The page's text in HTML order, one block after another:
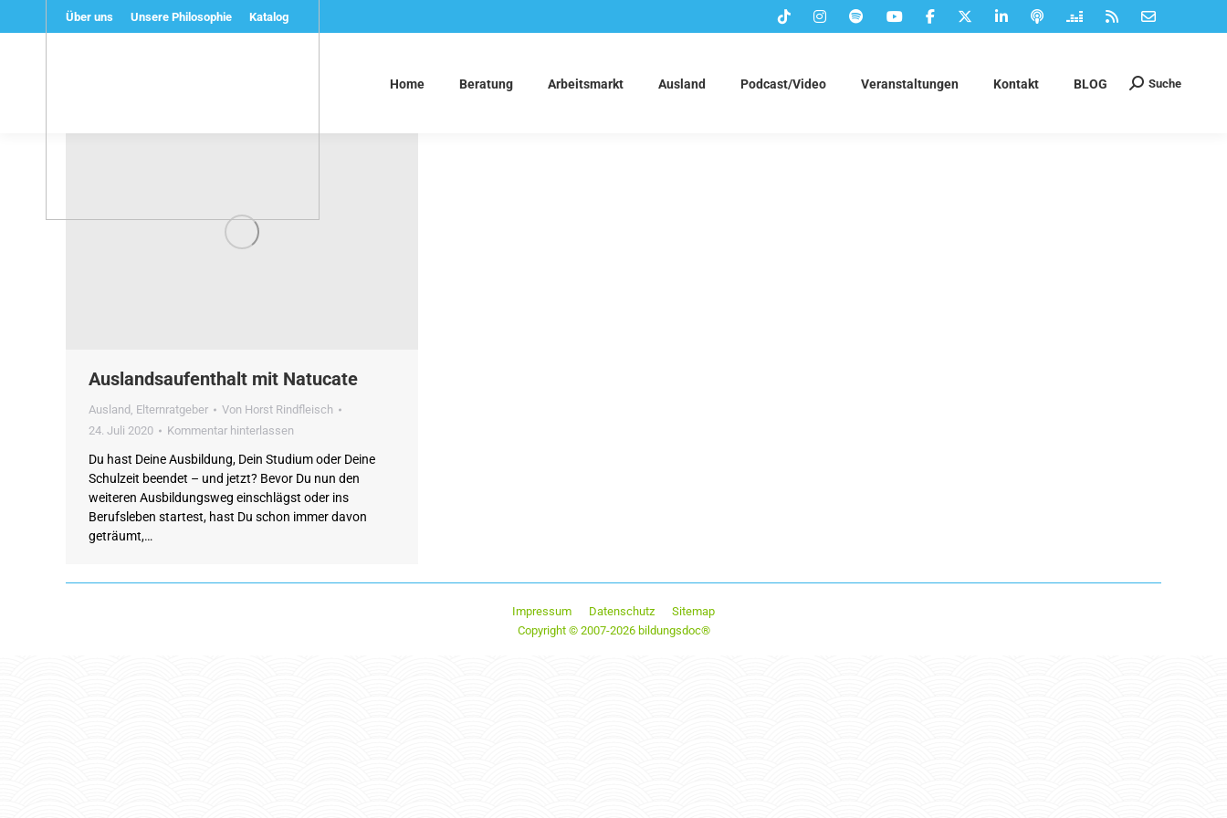
Über uns Unsere Philosophie Katalog
Home Beratung Arbeitsmarkt Ausland Podcast/Video Veranstaltungen Kontakt BLOG Suchen:
Suche
Auslandsaufenthalt mit Natucate
Ausland , Elternratgeber Von Horst Rindfleisch
24. Juli 2020
Kommentar hinterlassen
Du hast Deine Ausbildung, Dein Studium oder Deine
Schulzeit beendet – und jetzt? Bevor Du nun den
weiteren Ausbildungsweg einschlägst oder ins
Berufsleben startest, hast Du schon immer davon
geträumt,…
Impressum Datenschutz
Sitemap
Copyright © 2007-2026 bildungsdoc®